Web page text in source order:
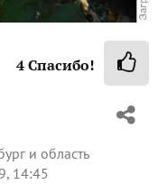
4Спасибо!
и область
14:45